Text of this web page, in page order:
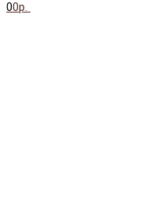
00р.